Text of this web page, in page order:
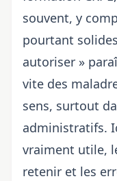
souvent, y
pourtant
autoriser »
vite des
sens, surtout
administratifs.
vraiment utile,
retenir et les